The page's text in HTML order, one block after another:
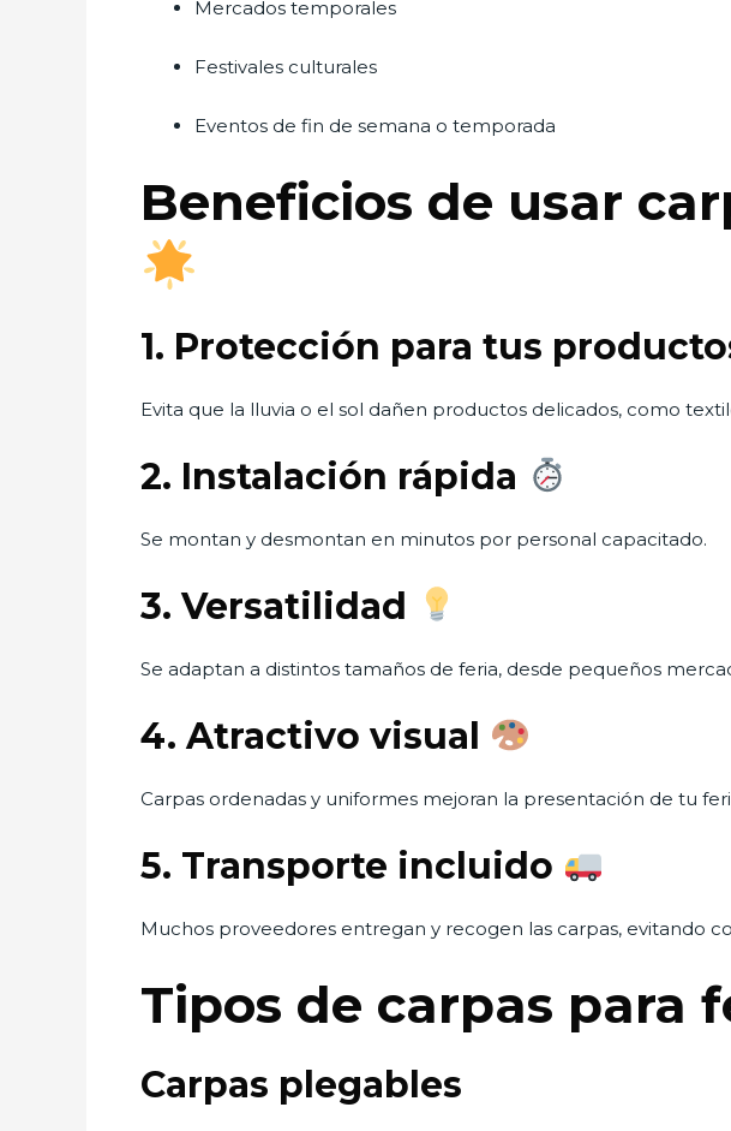
Mercados temporales
Festivales culturales
Eventos de fin de semana o temporada
Beneficios de usar
1. Protección para tus
Evita que la lluvia o el sol dañen productos delicados, como
2. Instalación rápida
Se montan y desmontan en minutos por personal capacitado.
3. Versatilidad
Se adaptan a distintos tamaños de feria, desde pequeños
4. Atractivo visual
Carpas ordenadas y uniformes mejoran la presentación de tu
5. Transporte incluido
Muchos proveedores entregan y recogen las carpas, evitando
Tipos de carpas para
Carpas plegables